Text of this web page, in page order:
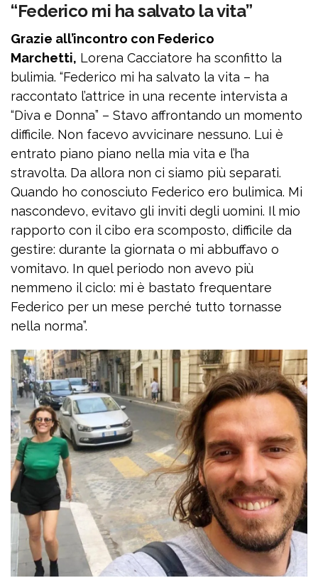
“Federico mi ha salvato la vita”
Grazie all’incontro con Federico
Marchetti, Lorena Cacciatore ha sconfitto la
bulimia. “Federico mi ha salvato la vita – ha
raccontato l’attrice in una recente intervista a
“Diva e Donna” – Stavo affrontando un momento
difficile. Non facevo avvicinare nessuno. Lui è
entrato piano piano nella mia vita e l’ha
stravolta. Da allora non ci siamo più separati.
Quando ho conosciuto Federico ero bulimica. Mi
nascondevo, evitavo gli inviti degli uomini. Il mio
rapporto con il cibo era scomposto, difficile da
gestire: durante la giornata o mi abbuffavo o
vomitavo. In quel periodo non avevo più
nemmeno il ciclo: mi è bastato frequentare
Federico per un mese perché tutto tornasse
nella norma”.